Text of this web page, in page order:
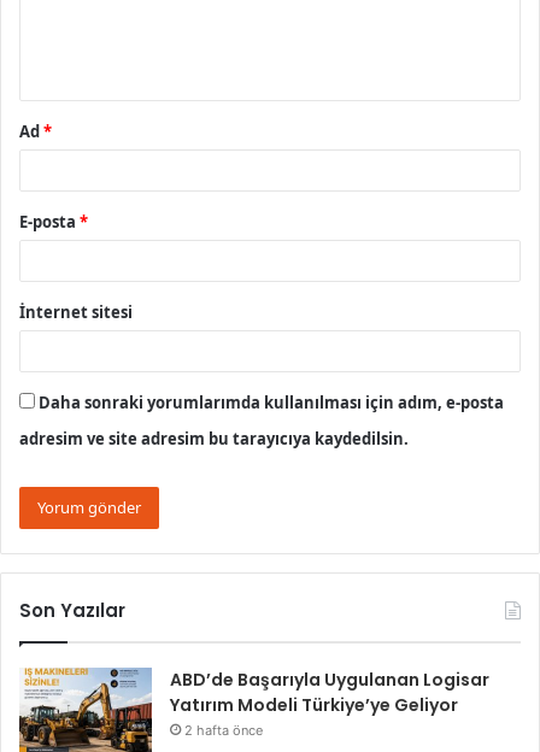
Ad *
E-posta *
İnternet sitesi
Daha sonraki yorumlarımda kullanılması için adım, e-posta
adresim ve site adresim bu tarayıcıya kaydedilsin.
Son Yazılar
ABD’de Başarıyla Uygulanan Logisar
Yatırım Modeli Türkiye’ye Geliyor
2 hafta önce